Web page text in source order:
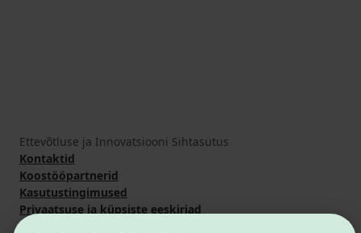
Ettevõtluse ja Innovatsiooni Sihtasutus
Kontaktid
Koostööpartnerid
Kasutustingimused
Privaatsuse ja küpsiste eeskirjad